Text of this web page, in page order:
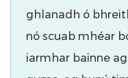
ghlanadh ó
nó scuab mhéar
iarmhar bainne